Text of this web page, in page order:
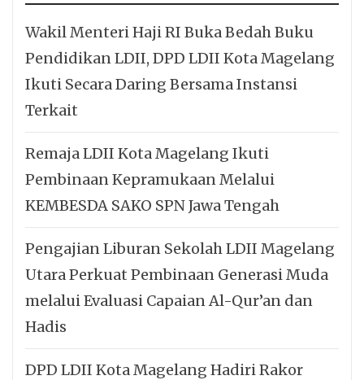
Wakil Menteri Haji RI Buka Bedah Buku
Pendidikan LDII, DPD LDII Kota Magelang
Ikuti Secara Daring Bersama Instansi
Terkait
Remaja LDII Kota Magelang Ikuti
Pembinaan Kepramukaan Melalui
KEMBESDA SAKO SPN Jawa Tengah
Pengajian Liburan Sekolah LDII Magelang
Utara Perkuat Pembinaan Generasi Muda
melalui Evaluasi Capaian Al-Qur’an dan
Hadis
DPD LDII Kota Magelang Hadiri Rakor